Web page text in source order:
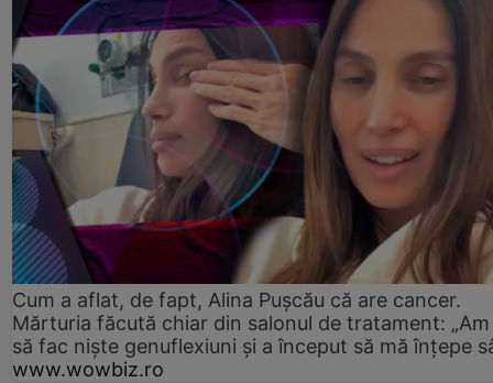
Cum a aflat, de fapt, Alina Pușcău că are cancer.
Mărturia făcută chiar din salonul de tratament:
să fac niște genuflexiuni și a început să mă înțepe
www.wowbiz.ro